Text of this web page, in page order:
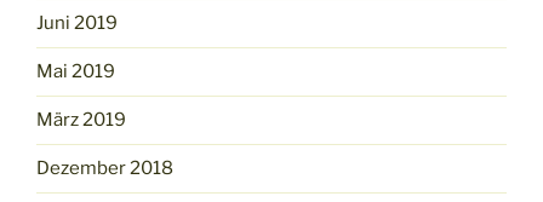
Juni 2019
Mai 2019
März 2019
Dezember 2018